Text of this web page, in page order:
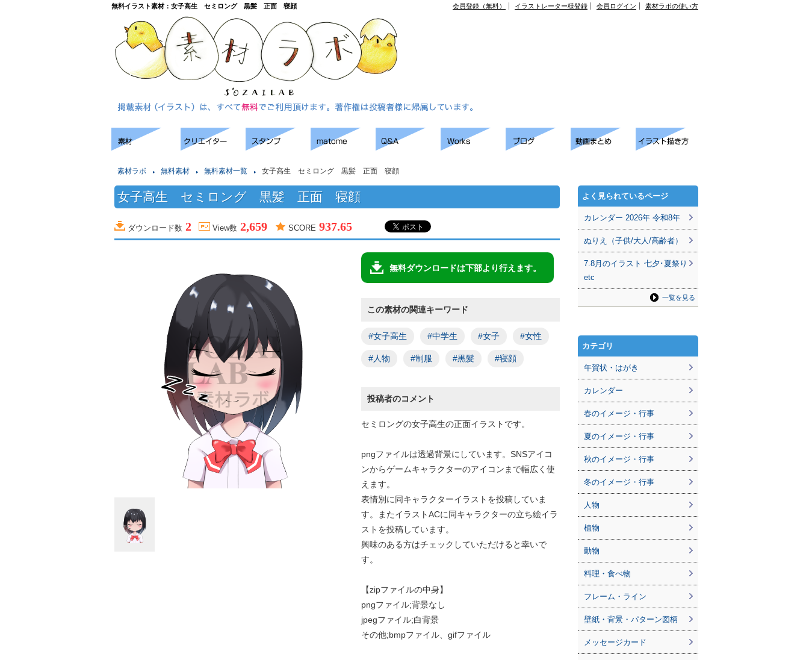
無料イラスト素材：女子高生 セミロング 黒髪 正面 寝顔 会員登録（無料） イラストレーター様登録 会員ログイン 素材ラボの使い方
素材ラボ 無料素材 無料素材一覧 女子高生 セミロング 黒髪 正面 寝顔
女子高生 セミロング 黒髪 正面 寝顔
ダウンロード数 2 View数 2,659 SCORE 937.65
無料ダウンロードは下部より行えます。
この素材の関連キーワード
#女子高生 #中学生 #女子 #女性
#人物 #制服 #黒髪 #寝顔
投稿者のコメント
セミロングの女子高生の正面イラストです。
pngファイルは透過背景にしています。SNSアイコ
ンからゲームキャラクターのアイコンまで幅広く使
えます。
表情別に同キャラクターイラストを投稿していま
す。またイラストACに同キャラクターの立ち絵イラ
ストを投稿しています。
興味のある方はチェックしていただけると幸いで
す。
【zipファイルの中身】
pngファイル;背景なし
jpegファイル;白背景
その他;bmpファイル、gifファイル
よく見られているページ
カレンダー 2026年 令和8年
ぬりえ（子供/大人/高齢者）
7.8月のイラスト 七夕･夏祭り
etc
一覧を見る
カテゴリ
年賀状・はがき
カレンダー
春のイメージ・行事
夏のイメージ・行事
秋のイメージ・行事
冬のイメージ・行事
人物
植物
動物
料理・食べ物
フレーム・ライン
壁紙・背景・パターン図柄
メッセージカード